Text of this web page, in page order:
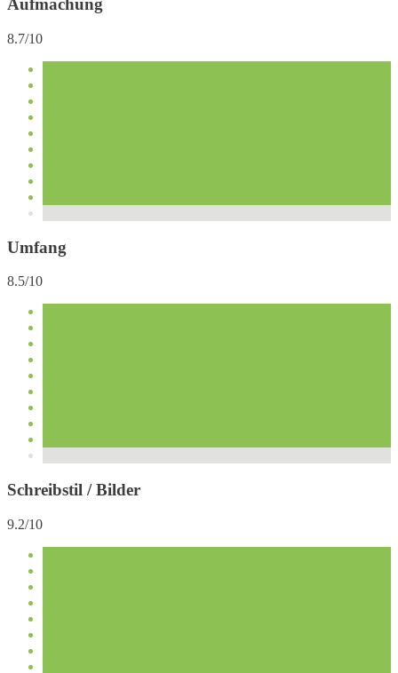
Aufmachung
8.7/10
Umfang
8.5/10
Schreibstil / Bilder
9.2/10